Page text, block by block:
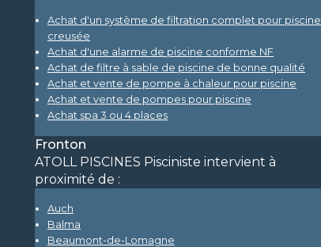
Achat d'un système de filtration complet pour piscine
creusée
Achat d'une alarme de piscine conforme NF
Achat de filtre à sable de piscine de bonne qualité
Achat et vente de pompe à chaleur pour piscine
Achat et vente de pompes pour piscine
Achat spa 3 ou 4 places
Fronton
ATOLL PISCINES Pisciniste intervient à
proximité de :
Auch
Balma
Beaumont-de-Lomagne